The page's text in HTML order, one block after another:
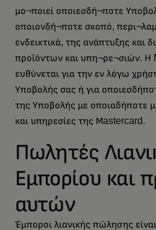
μο¬ποιεί οποιεσδή¬ποτε
οποιονδή¬ποτε σκοπό,
ενδεικτικά, της ανάπτυξης και
προϊόντων και υπη¬ρε¬σιών. Η
ευθύνεται για την εν λόγω
Υποβολής σας ή για
της Υποβολής με οποιαδήποτε
και υπηρεσίες της Μastercard.
Πωλητές
Εμπορίου και
αυτών
Έμποροι λιανικής πώλησης